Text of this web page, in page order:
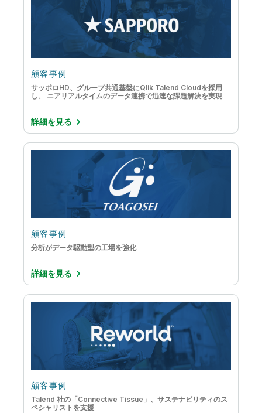
小売
消費者製品
製造
輸送 / ロジスティクス
金融サービス
アクティブインテリジェンス
クラウドデータの移行
データウェアハウスの自動化
データストリーミング
データのモダナイゼーション
データリテラシー
データレイクの構築
ビッグデータ
メインフレームからクラウドへの移行
組み込み型アナリティクス
顧客事例
サッポロHD、グループ共通基盤にQlik Talend Cloudを採用
し、 ニアリアルタイムのデータ連携で迅速な課題解決を実現
詳細を見る
顧客事例
分析がデータ駆動型の工場を強化
詳細を見る
顧客事例
Talend 社の「Connective Tissue」、サステナビリティのス
ペシャリストを支援